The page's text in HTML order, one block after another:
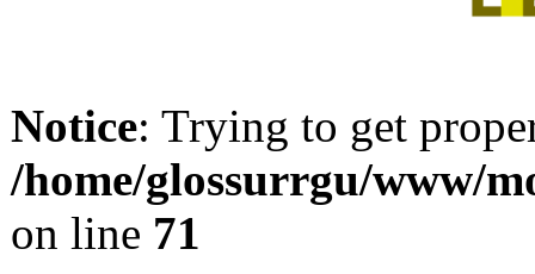
Notice: Trying to get
/home/glossurrgu/www/
on line 71